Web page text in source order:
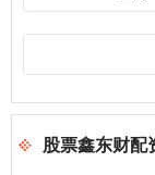
股票鑫东财配